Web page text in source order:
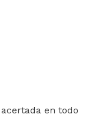
en todo